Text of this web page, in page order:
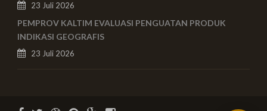
23 Juli 2026
PEMPROV KALTIM EVALUASI PENGUATAN PRODUK
INDIKASI GEOGRAFIS
23 Juli 2026